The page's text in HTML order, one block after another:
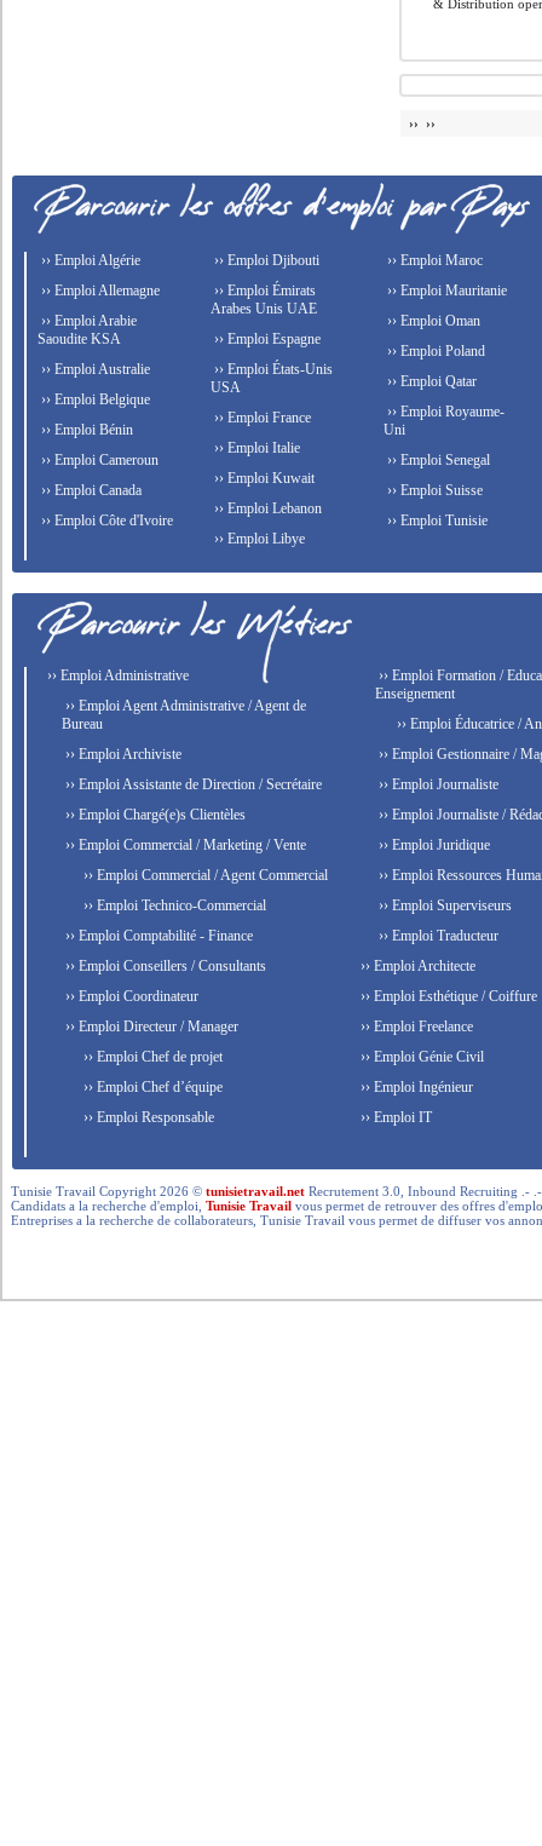
& Distribution
›› ››
›› Emploi Algérie
›› Emploi Allemagne
›› Emploi Arabie
Saoudite KSA
›› Emploi Australie
›› Emploi Belgique
›› Emploi Bénin
›› Emploi Cameroun
›› Emploi Canada
›› Emploi Côte d'Ivoire
›› Emploi Djibouti
›› Emploi Émirats
Arabes Unis UAE
›› Emploi Espagne
›› Emploi États-Unis
USA
›› Emploi France
›› Emploi Italie
›› Emploi Kuwait
›› Emploi Lebanon
›› Emploi Libye
›› Emploi Maroc
›› Emploi Mauritanie
›› Emploi Oman
›› Emploi Poland
›› Emploi Qatar
›› Emploi Royaume-
Uni
›› Emploi Senegal
›› Emploi Suisse
›› Emploi Tunisie
›› Emploi Administrative
›› Emploi Agent Administrative / Agent de
Bureau
›› Emploi Archiviste
›› Emploi Assistante de Direction / Secrétaire
›› Emploi Chargé(e)s Clientèles
›› Emploi Commercial / Marketing / Vente
›› Emploi Commercial / Agent Commercial
›› Emploi Technico-Commercial
›› Emploi Comptabilité - Finance
›› Emploi Conseillers / Consultants
›› Emploi Coordinateur
›› Emploi Directeur / Manager
›› Emploi Chef de projet
›› Emploi Chef d’équipe
›› Emploi Responsable
›› Emploi Formation /
Enseignement
›› Emploi Éducatrice /
›› Emploi Gestionnaire /
›› Emploi Journaliste
›› Emploi Journaliste /
›› Emploi Juridique
›› Emploi Ressources
›› Emploi Superviseurs
›› Emploi Traducteur
›› Emploi Architecte
›› Emploi Esthétique / Coiffure
›› Emploi Freelance
›› Emploi Génie Civil
›› Emploi Ingénieur
›› Emploi IT
Tunisie Travail Copyright 2026 ©tunisietravail.net Recrutement 3.0, Inbound Recruiting .-
Candidats a la recherche d'emploi,Tunisie Travail vous permet de retrouver des offres
Entreprises a la recherche de collaborateurs, Tunisie Travail vous permet de diffuser vos